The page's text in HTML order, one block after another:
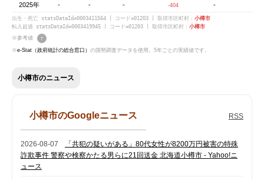
2025年 - - - -404 -
出生・死亡 statsDataId=0003411564 | コード=01203 | 取得市区町村： 小樽市
転入超過 statsDataId=0003419945 | コード=01203 | 取得市区町村： 小樽市
※参考値
?
※e-Stat（政府統計の総合窓口） の国勢調査データを使用。5年ごとの実績値です。
小樽市のニュース
小樽市のGoogleニュース RSS
2026-08-07
「共犯の疑いがある」80代女性が8200万円被害の特殊
詐欺事件 警察や検察かたる男らに21回送金 北海道小樽市 - Yahoo!ニ
ュース